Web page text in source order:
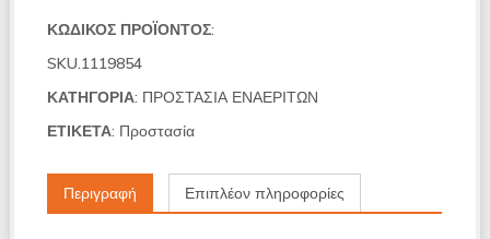
(3)
ποσότητα
ΚΩΔΙΚΌΣ ΠΡΟΪΌΝΤΟΣ:
SKU.1119854
ΚΑΤΗΓΟΡΊΑ: ΠΡΟΣΤΑΣΙΑ ΕΝΑΕΡΙΤΩΝ
ΕΤΙΚΈΤΑ: Προστασία
Περιγραφή Επιπλέον πληροφορίες